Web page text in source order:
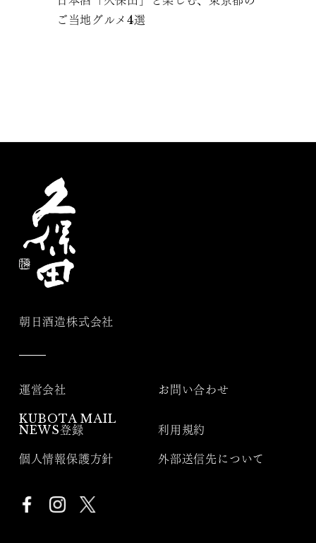
ご当地グルメ4選
朝日酒造株式会社
運営会社 お問い合わせ
KUBOTA MAIL
NEWS登録
利用規約
個人情報保護方針 外部送信先について